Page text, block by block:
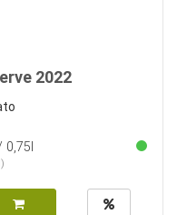
2022
0,75l